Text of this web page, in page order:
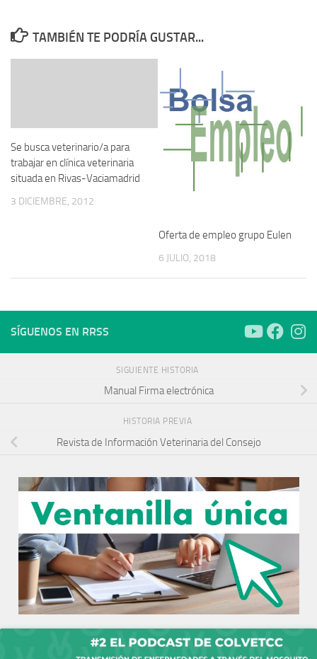
TAMBIÉN TE PODRÍA GUSTAR...
Se busca veterinario/a para
trabajar en clínica veterinaria
situada en Rivas-Vaciamadrid
3 DICIEMBRE, 2012
Oferta de empleo grupo Eulen
6 JULIO, 2018
SÍGUENOS EN RRSS
SIGUIENTE HISTORIA
Manual Firma electrónica
HISTORIA PREVIA
Revista de Información Veterinaria del Consejo